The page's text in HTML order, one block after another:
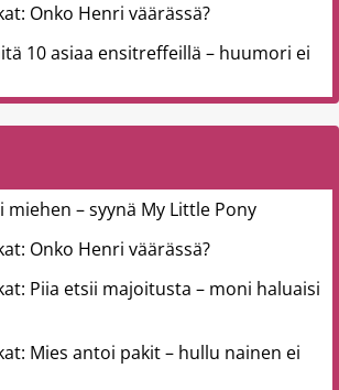
Onko Henri väärässä?
10 asiaa ensitreffeillä – huumori ei
miehen – syynä My Little Pony
Onko Henri väärässä?
Piia etsii majoitusta – moni haluaisi
Mies antoi pakit – hullu nainen ei